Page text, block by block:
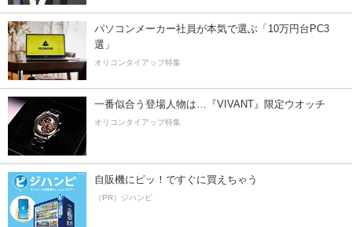
パソコンメーカー社員が本気で選ぶ「10万円台PC3
選」
オリコンタイアップ特集
一番似合う登場人物は…『VIVANT』限定ウオッチ
オリコンタイアップ特集
自販機にピッ！ですぐに買えちゃう
（PR）ジハンピ